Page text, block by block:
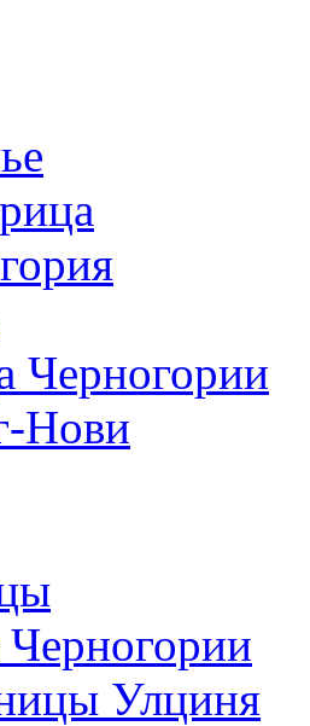
Черногории
Нови
Улциня